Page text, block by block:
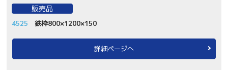
販売品
4525 鉄枠800×1200×150
詳細ページへ